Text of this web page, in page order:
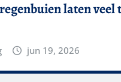
laten veel
jun 19, 2026